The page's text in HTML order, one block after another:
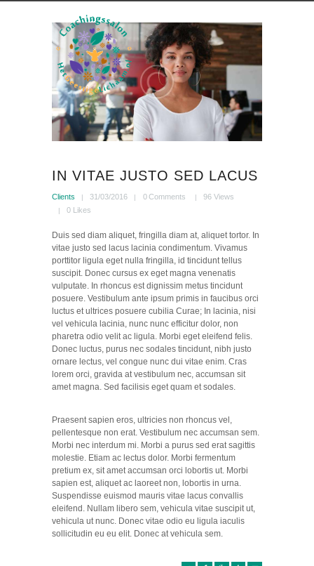
IN VITAE JUSTO SED LACUS
Clients 31/03/2016 0 Comments 96 Views
0 Likes
Duis sed diam aliquet, fringilla diam at, aliquet tortor. In
vitae justo sed lacus lacinia condimentum. Vivamus
porttitor ligula eget nulla fringilla, id tincidunt tellus
suscipit. Donec cursus ex eget magna venenatis
vulputate. In rhoncus est dignissim metus tincidunt
posuere. Vestibulum ante ipsum primis in faucibus orci
luctus et ultrices posuere cubilia Curae; In lacinia, nisi
vel vehicula lacinia, nunc nunc efficitur dolor, non
pharetra odio velit ac ligula. Morbi eget eleifend felis.
Donec luctus, purus nec sodales tincidunt, nibh justo
ornare lectus, vel congue nunc dui vitae enim. Cras
lorem orci, gravida at vestibulum nec, accumsan sit
amet magna. Sed facilisis eget quam et sodales.
Praesent sapien eros, ultricies non rhoncus vel,
pellentesque non erat. Vestibulum nec accumsan sem.
Morbi nec interdum mi. Morbi a purus sed erat sagittis
molestie. Etiam ac lectus dolor. Morbi fermentum
pretium ex, sit amet accumsan orci lobortis ut. Morbi
sapien est, aliquet ac laoreet non, lobortis in urna.
Suspendisse euismod mauris vitae lacus convallis
eleifend. Nullam libero sem, vehicula vitae suscipit ut,
vehicula ut nunc. Donec vitae odio eu ligula iaculis
sollicitudin eu eu elit. Donec at vehicula sem.